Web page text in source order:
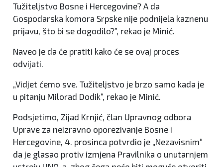
Tužiteljstvo Bosne i Hercegovine? A da
Gospodarska komora Srpske nije podnijela kaznenu
prijavu, što bi se dogodilo?”, rekao je Minić.
Naveo je da će pratiti kako će se ovaj proces
odvijati.
„Vidjet ćemo sve. Tužiteljstvo je brzo samo kada je
u pitanju Milorad Dodik“, rekao je Minić.
Podsjetimo, Zijad Krnjić, član Upravnog odbora
Uprave za neizravno oporezivanje Bosne i
Hercegovine, 4. prosinca potvrdio je „Nezavisnim“
da je glasao protiv izmjena Pravilnika o unutarnjem